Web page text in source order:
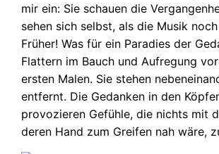
mir ein: Sie schauen die
sehen sich selbst, als die Musik
Früher! Was für ein Paradies der
Flattern im Bauch und Aufregung
ersten Malen. Sie stehen
entfernt. Die Gedanken in den
provozieren Gefühle, die nichts mit
deren Hand zum Greifen nah wäre,